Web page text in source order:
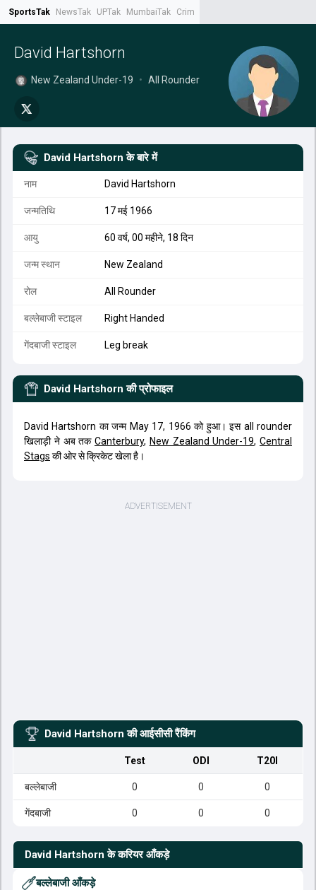
SportsTak NewsTak UPTak MumbaiTak CrimeTak
David Hartshorn
New Zealand Under-19 • All Rounder
David Hartshorn के बारे में
नाम David Hartshorn
जन्मतिथि 17 मई 1966
आयु 60 वर्ष, 00 महीने, 18 दिन
जन्म स्थान New Zealand
रोल All Rounder
बल्लेबाजी स्टाइल Right Handed
गेंदबाजी स्टाइल Leg break
David Hartshorn की प्रोफाइल
David Hartshorn का जन्म May 17, 1966 को हुआ। इस all rounder
खिलाड़ी ने अब तक Canterbury, New Zealand Under-19, Central
Stags की ओर से क्रिकेट खेला है।
David Hartshorn की आईसीसी रैंकिंग
Test ODI T20I
बल्लेबाजी 0 0 0
गेंदबाजी 0 0 0
David Hartshorn के करियर आँकड़े
बल्लेबाजी आँकड़े